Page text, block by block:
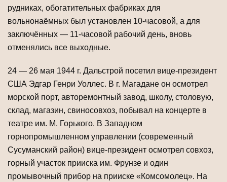
рудниках, обогатительных фабриках для
вольнонаёмных был установлен 10-часовой, а для
заключённых — 11-часовой рабочий день, вновь
отменялись все выходные.
24 — 26 мая 1944 г. Дальстрой посетил вице-президент
США Эдгар Генри Уоллес. В г. Магадане он осмотрел
морской порт, авторемонтный завод, школу, столовую,
склад, магазин, свиносовхоз, побывал на концерте в
театре им. М. Горького. В Западном
горнопромышленном управлении (современный
Сусуманский район) вице-президент осмотрел совхоз,
горный участок прииска им. Фрунзе и один
промывочный прибор на прииске «Комсомолец». На